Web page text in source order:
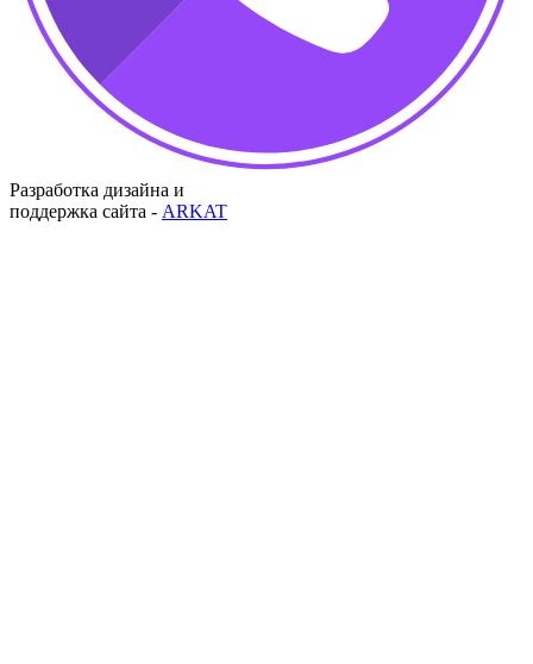
Разработка дизайна и
поддержка сайта - ARKAT